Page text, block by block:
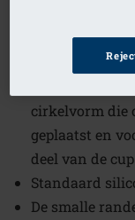
Bestelcode: SE232
cirkelvorm die
geplaatst en
deel van de cup
Standaard
De smalle